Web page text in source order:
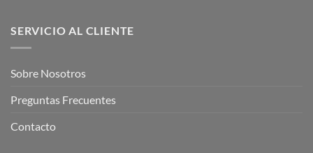
SERVICIO AL CLIENTE
Sobre Nosotros
Preguntas Frecuentes
Contacto